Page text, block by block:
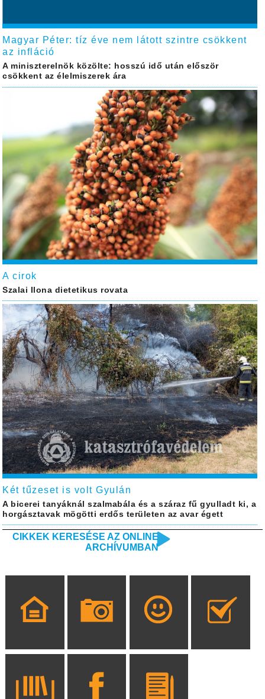
Magyar Péter: tíz éve nem látott szintre csökkent
az infláció
A miniszterelnök közölte: hosszú idő után először
csökkent az élelmiszerek ára
A cirok
Szalai Ilona dietetikus rovata
Két tűzeset is volt Gyulán
A bicerei tanyáknál szalmabála és a száraz fű gyulladt ki, a
horgásztavak mögötti erdős területen az avar égett
CIKKEK KERESÉSE AZ ONLINE
ARCHÍVUMBAN